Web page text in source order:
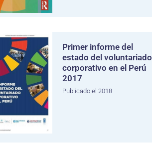
Primer informe del
estado del voluntariado
corporativo en el Perú
2017
Publicado el 2018